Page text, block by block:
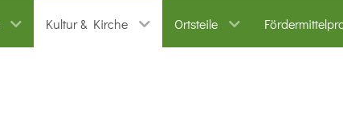
Kultur & Kirche Ortsteile